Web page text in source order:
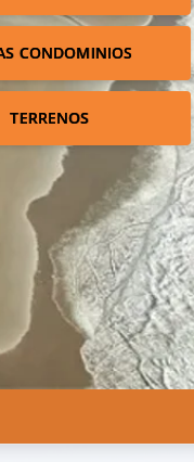
CONDOMINIOS
TERRENOS